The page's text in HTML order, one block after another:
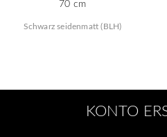
70 cm
Schwarz seidenmatt (BLH)
KONTO